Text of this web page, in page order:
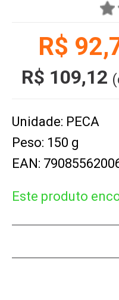
R$
R$ 109,12
Unidade: PECA
Peso: 150 g
EAN:
Este produto